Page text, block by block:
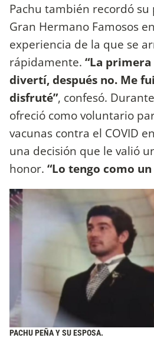
Pachu también recordó
Gran Hermano Famosos
experiencia de la que se
rápidamente. “La
divertí, después no. Me
disfruté”, confesó.
ofreció como voluntario
vacunas contra el COVID
una decisión que le valió
honor. “Lo tengo como
PACHU PEÑA Y SU ESPOSA.